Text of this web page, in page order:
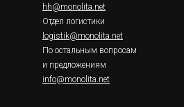
hh@monolita.net
Отдел логистики
logistik@monolita.net
По остальным вопросам
и предложениям
info@monolita.net